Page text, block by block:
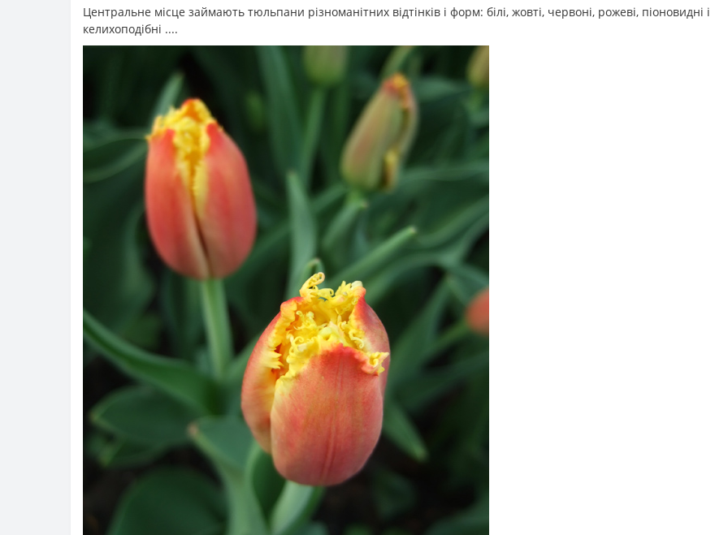
Центральне місце займають тюльпани різноманітних відтінків і форм: білі, жовті, червоні, рожеві, піоновидні і
келихоподібні ....